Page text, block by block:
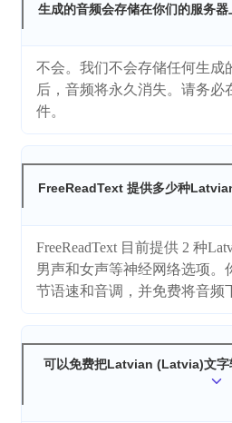
生成的音频会存储在你们的服务器
不会。我们不会存储任何生成
后，音频将永久消失。请务必
件。
FreeReadText 提供多少种
FreeReadText 目前提供 2 种
男声和女声等神经网络选项。
节语速和音调，并免费将音频
可以免费把Latvian (Latvia)文字